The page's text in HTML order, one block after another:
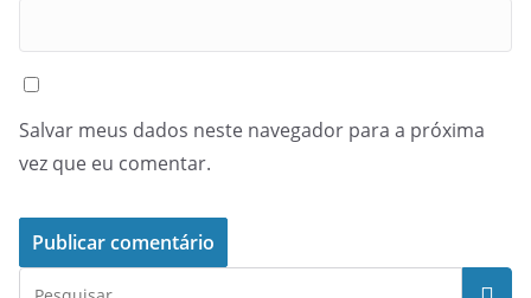
Salvar meus dados neste navegador para a próxima
vez que eu comentar.